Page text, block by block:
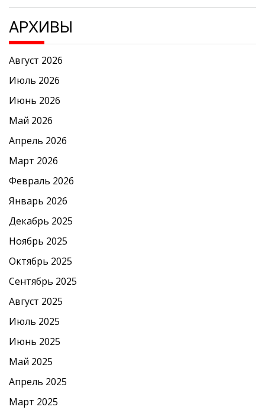
АРХИВЫ
Август 2026
Июль 2026
Июнь 2026
Май 2026
Апрель 2026
Март 2026
Февраль 2026
Январь 2026
Декабрь 2025
Ноябрь 2025
Октябрь 2025
Сентябрь 2025
Август 2025
Июль 2025
Июнь 2025
Май 2025
Апрель 2025
Март 2025